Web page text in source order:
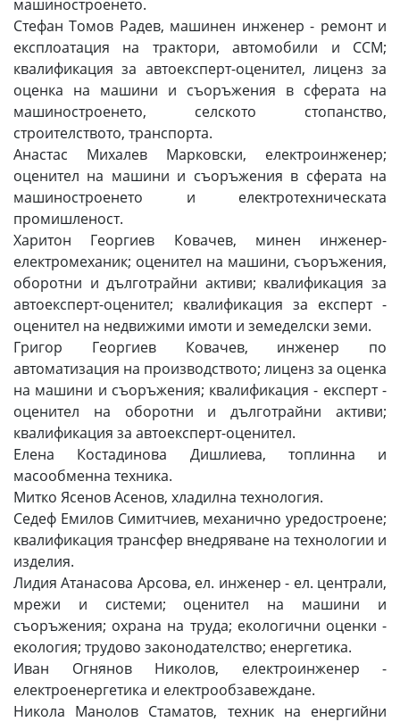
машиностроенето.
Стефан Томов Радев, машинен инженер - ремонт и
експлоатация на трактори, автомобили и ССМ;
квалификация за автоексперт-оценител, лиценз за
оценка на машини и съоръжения в сферата на
машиностроенето, селското стопанство,
строителството, транспорта.
Анастас Михалев Марковски, електроинженер;
оценител на машини и съоръжения в сферата на
машиностроенето и електротехническата
промишленост.
Харитон Георгиев Ковачев, минен инженер-
електромеханик; оценител на машини, съоръжения,
оборотни и дълготрайни активи; квалификация за
автоексперт-оценител; квалификация за експерт -
оценител на недвижими имоти и земеделски земи.
Григор Георгиев Ковачев, инженер по
автоматизация на производството; лиценз за оценка
на машини и съоръжения; квалификация - експерт -
оценител на оборотни и дълготрайни активи;
квалификация за автоексперт-оценител.
Елена Костадинова Дишлиева, топлинна и
масообменна техника.
Митко Ясенов Асенов, хладилна технология.
Седеф Емилов Симитчиев, механично уредостроене;
квалификация трансфер внедряване на технологии и
изделия.
Лидия Атанасова Арсова, ел. инженер - ел. централи,
мрежи и системи; оценител на машини и
съоръжения; охрана на труда; екологични оценки -
екология; трудово законодателство; енергетика.
Иван Огнянов Николов, електроинженер -
електроенергетика и електрообзавеждане.
Никола Манолов Стаматов, техник на енергийни